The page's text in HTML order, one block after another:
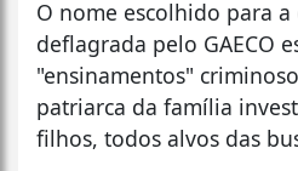
O nome escolhido para a
deflagrada pelo GAECO
"ensinamentos"
patriarca da família
filhos, todos alvos das